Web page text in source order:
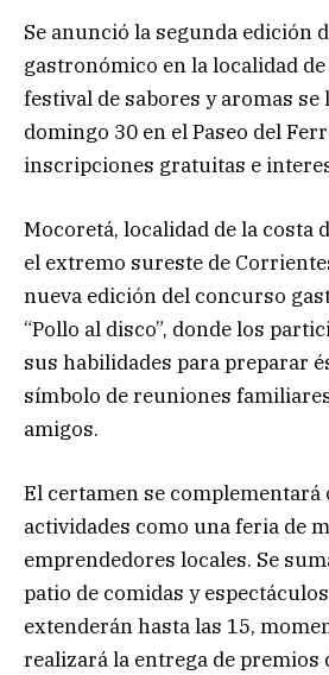
Se anunció la segunda edición
gastronómico en la localidad
festival de sabores y aromas se
domingo 30 en el Paseo del
inscripciones gratuitas e
Mocoretá, localidad de la costa
el extremo sureste de
nueva edición del concurso
“Pollo al disco”, donde los
sus habilidades para preparar
símbolo de reuniones
amigos.
El certamen se complementará
actividades como una feria de
emprendedores locales. Se
patio de comidas y
extenderán hasta las 15,
realizará la entrega de premios